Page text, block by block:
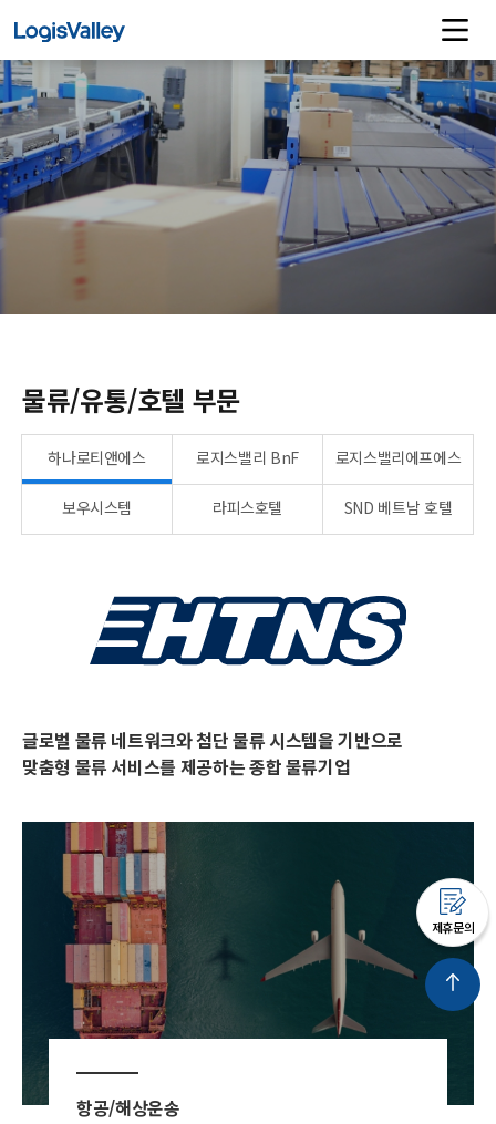
제휴문의
물류/유통/호텔 부문
하나로티앤에스 로지스밸리 BnF 로지스밸리에프에스
보우시스템 라피스호텔 SND 베트남 호텔
글로벌 물류 네트워크와 첨단 물류 시스템을 기반으로
맞춤형 물류 서비스를 제공하는 종합 물류기업
항공/해상운송